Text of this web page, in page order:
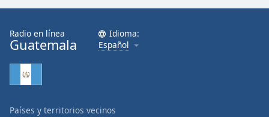
Radio en línea
Guatemala
Idioma:
Español
Países y territorios vecinos